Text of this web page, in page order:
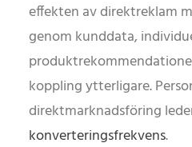
effekten av direktreklam
genom kunddata,
koppling ytterligare.
direktmarknadsföring
konverteringsfrekvens.